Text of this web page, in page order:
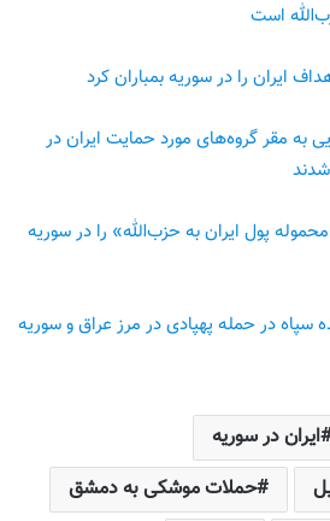
ایران را در سوریه بمباران کرد
به مقر گروه‌های مورد حمایت ایران در
پول ایران به حزب‌الله» را در سوریه
سپاه در حمله پهپادی در مرز عراق و سوریه
ایران در سوریه
حملات موشکی به دمشق